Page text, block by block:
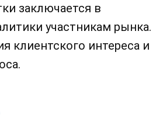
заключается в
участникам рынка.
клиентского интереса и